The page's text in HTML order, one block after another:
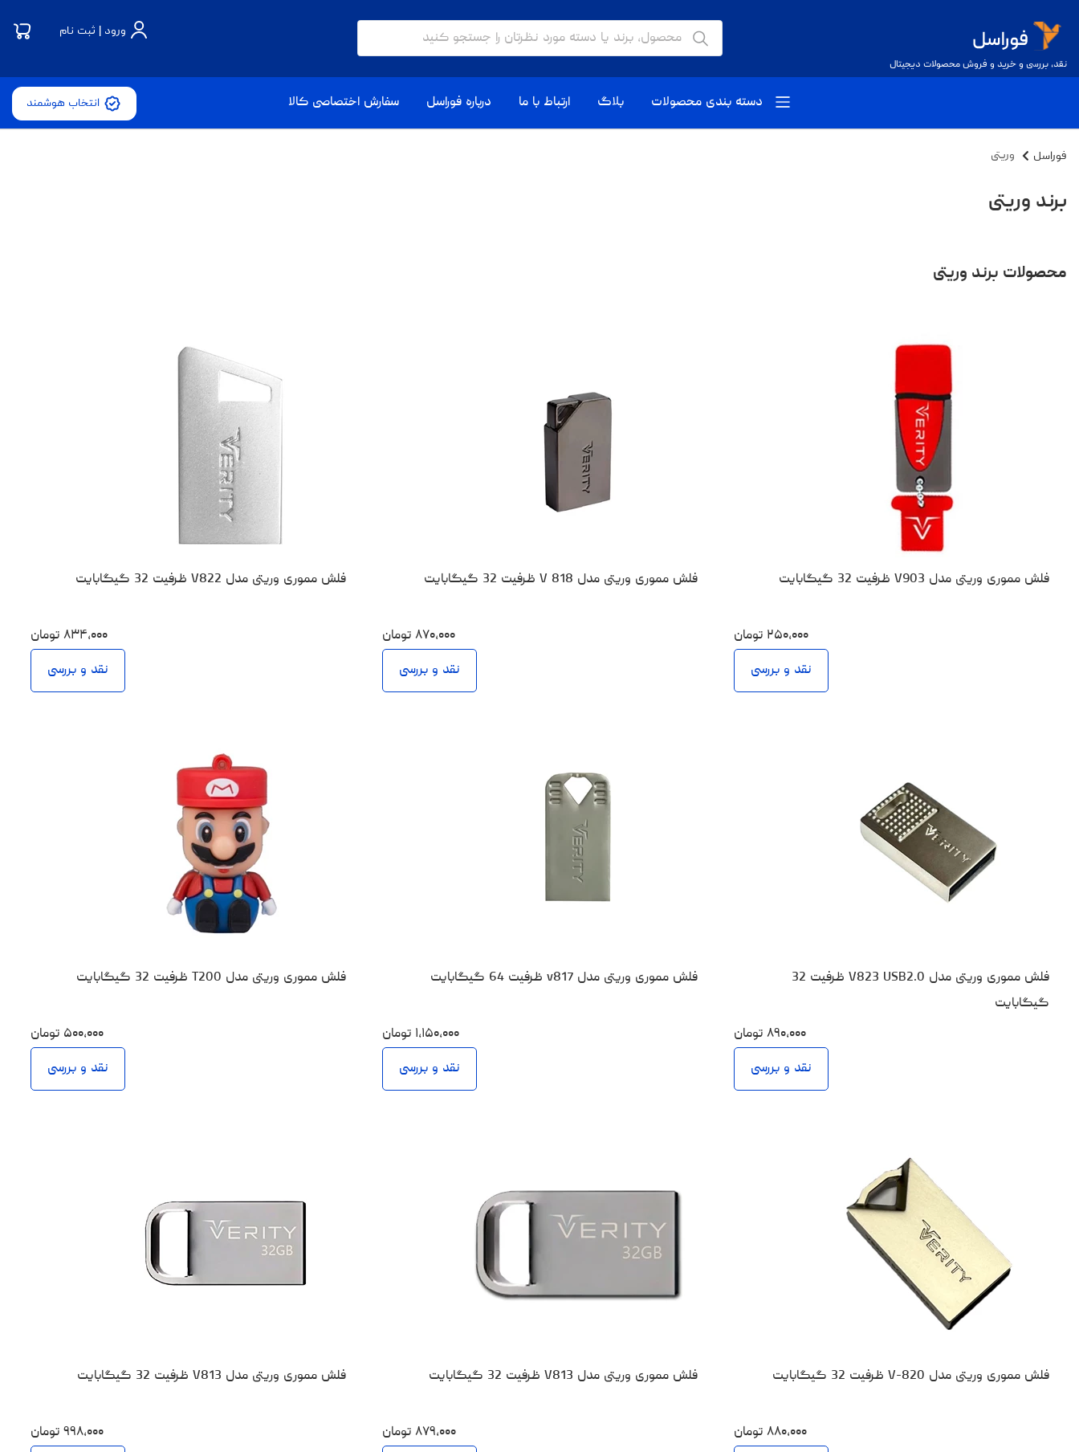
نقد، بررسی و خرید و فروش محصولات دیجیتال
ورود | ثبت نام
دسته بندی محصولات بلاگ ارتباط با ما درباره فوراسل سفارش اختصاصی کالا انتخاب هوشمند
فوراسل وریتی
برند وریتی
محصولات برند وریتی
فلش مموری وریتی مدل V903 ظرفیت 32 گیگابایت
۲۵۰،۰۰۰ تومان
نقد و بررسی
فلش مموری وریتی مدل V 818 ظرفیت 32 گیگابایت
۸۷۰،۰۰۰ تومان
نقد و بررسی
فلش مموری وریتی مدل V822 ظرفیت 32 گیگابایت
۸۳۴،۰۰۰ تومان
نقد و بررسی
فلش مموری وریتی مدل V823 USB2.0 ظرفیت 32
گیگابایت
۸۹۰،۰۰۰ تومان
نقد و بررسی
فلش مموری وریتی مدل v817 ظرفیت 64 گیگابایت
۱،۱۵۰،۰۰۰ تومان
نقد و بررسی
فلش مموری وریتی مدل T200 ظرفیت 32 گیگابایت
۵۰۰،۰۰۰ تومان
نقد و بررسی
فلش مموری وریتی مدل V-820 ظرفیت 32 گیگابایت
۸۸۰،۰۰۰ تومان
فلش مموری وریتی مدل V813 ظرفیت 32 گیگابایت
۸۷۹،۰۰۰ تومان
فلش مموری وریتی مدل V813 ظرفیت 32 گیگابایت
۹۹۸،۰۰۰ تومان